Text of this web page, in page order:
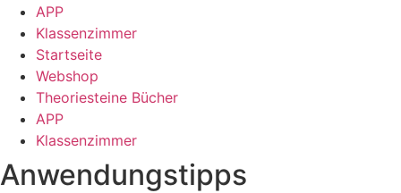
APP
Klassenzimmer
Startseite
Webshop
Theoriesteine Bücher
APP
Klassenzimmer
Anwendungstipps